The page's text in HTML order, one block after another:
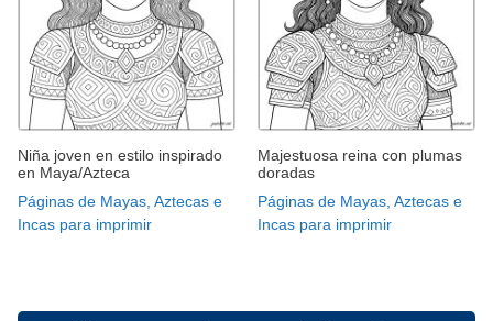
Niña joven en estilo inspirado
en Maya/Azteca
Páginas de Mayas, Aztecas e
Incas para imprimir
Majestuosa reina con plumas
doradas
Páginas de Mayas, Aztecas e
Incas para imprimir